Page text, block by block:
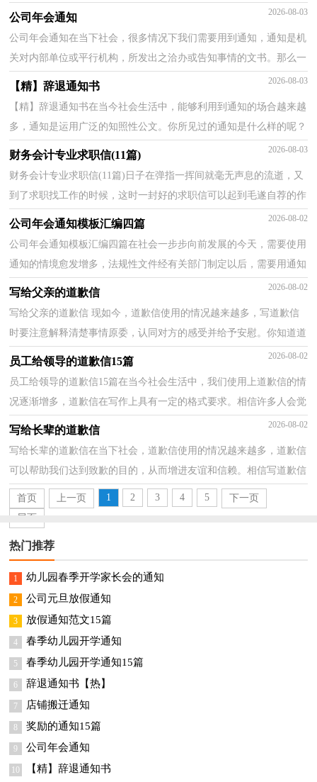
知来就毫无头绪？下面是小编收集整理的奖励的通知...
公司年会通知 2026-08-03
公司年会通知在当下社会，很多情况下我们需要用到通知，通知是机
关对内部单位或平行机构，所发出之洽办或告知事情的文书。那么一
般通知是怎么写的呢？下面是小编精心整理的公司年会...
【精】辞退通知书 2026-08-03
【精】辞退通知书在当今社会生活中，能够利用到通知的场合越来越
多，通知是运用广泛的知照性公文。你所见过的通知是什么样的呢？
以下是小编收集整理的辞退通知书，仅供参考，欢迎大家...
财务会计专业求职信(11篇) 2026-08-03
财务会计专业求职信(11篇)日子在弹指一挥间就毫无声息的流逝，又
到了求职找工作的时候，这时一封好的求职信可以起到毛遂自荐的作
用哦。求职信要怎么写？想必这让大家都很苦恼吧，以...
公司年会通知模板汇编四篇 2026-08-02
公司年会通知模板汇编四篇在社会一步步向前发展的今天，需要使用
通知的情境愈发增多，法规性文件经有关部门制定以后，需要用通知
的形式予以发布。相信许多人会觉得通知很难写吧，以...
写给父亲的道歉信 2026-08-02
写给父亲的道歉信 现如今，道歉信使用的情况越来越多，写道歉信
时要注意解释清楚事情原委，认同对方的感受并给予安慰。你知道道
歉信怎样才能写的好吗？以下是小编整理的写给父亲的...
员工给领导的道歉信15篇 2026-08-02
员工给领导的道歉信15篇在当今社会生活中，我们使用上道歉信的情
况逐渐增多，道歉信在写作上具有一定的格式要求。相信许多人会觉
得道歉信很难写吧，下面是小编收集整理的员工给领...
写给长辈的道歉信 2026-08-02
写给长辈的道歉信在当下社会，道歉信使用的情况越来越多，道歉信
可以帮助我们达到致歉的目的，从而增进友谊和信赖。相信写道歉信
是一个让许多人都头痛的问题，下面是小编为大家整理...
首页 上一页 1 2 3 4 5
下一页
尾页
热门推荐
1 幼儿园春季开学家长会的通知
2 公司元旦放假通知
3 放假通知范文15篇
4 春季幼儿园开学通知
5 春季幼儿园开学通知15篇
6 辞退通知书【热】
7 店铺搬迁通知
8 奖励的通知15篇
9 公司年会通知
10 【精】辞退通知书